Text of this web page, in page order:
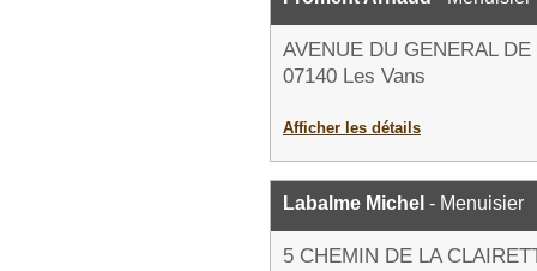
AVENUE DU GENERAL DE
07140 Les Vans
Afficher les détails
Labalme Michel - Menuisier
5 CHEMIN DE LA